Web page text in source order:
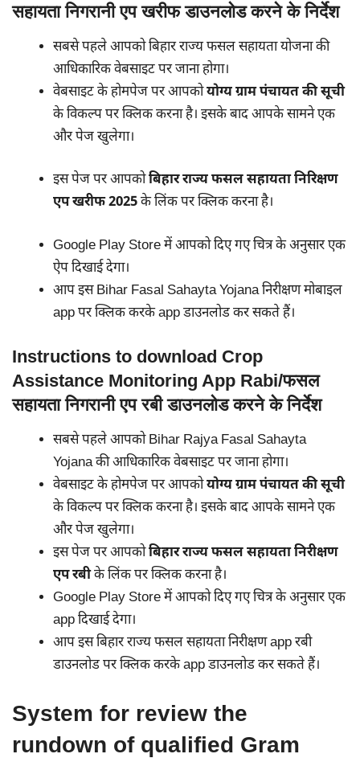
सहायता निगरानी एप खरीफ डाउनलोड करने के निर्देश
सबसे पहले आपको बिहार राज्य फसल सहायता योजना की
आधिकारिक वेबसाइट पर जाना होगा।
वेबसाइट के होमपेज पर आपकोयोग्य ग्राम पंचायत की सूची
के विकल्प पर क्लिक करना है। इसके बाद आपके सामने एक
और पेज खुलेगा।
इस पेज पर आपकोबिहार राज्य फसल सहायता निरिक्षण
एप खरीफ 2025के लिंक पर क्लिक करना है।
Google Play Store में आपको दिए गए चित्र के अनुसार एक
ऐप दिखाई देगा।
आप इस Bihar Fasal Sahayta Yojana निरीक्षण मोबाइल
app पर क्लिक करके app डाउनलोड कर सकते हैं।
Instructions to download Crop
Assistance Monitoring App Rabi/फसल
सहायता निगरानी एप रबी डाउनलोड करने के निर्देश
सबसे पहले आपको Bihar Rajya Fasal Sahayta
Yojana की आधिकारिक वेबसाइट पर जाना होगा।
वेबसाइट के होमपेज पर आपकोयोग्य ग्राम पंचायत की सूची
के विकल्प पर क्लिक करना है। इसके बाद आपके सामने एक
और पेज खुलेगा।
इस पेज पर आपकोबिहार राज्य फसल सहायता निरीक्षण
एप रबीके लिंक पर क्लिक करना है।
Google Play Store में आपको दिए गए चित्र के अनुसार एक
app दिखाई देगा।
आप इस बिहार राज्य फसल सहायता निरीक्षण app रबी
डाउनलोड पर क्लिक करके app डाउनलोड कर सकते हैं।
System for review the
rundown of qualified Gram